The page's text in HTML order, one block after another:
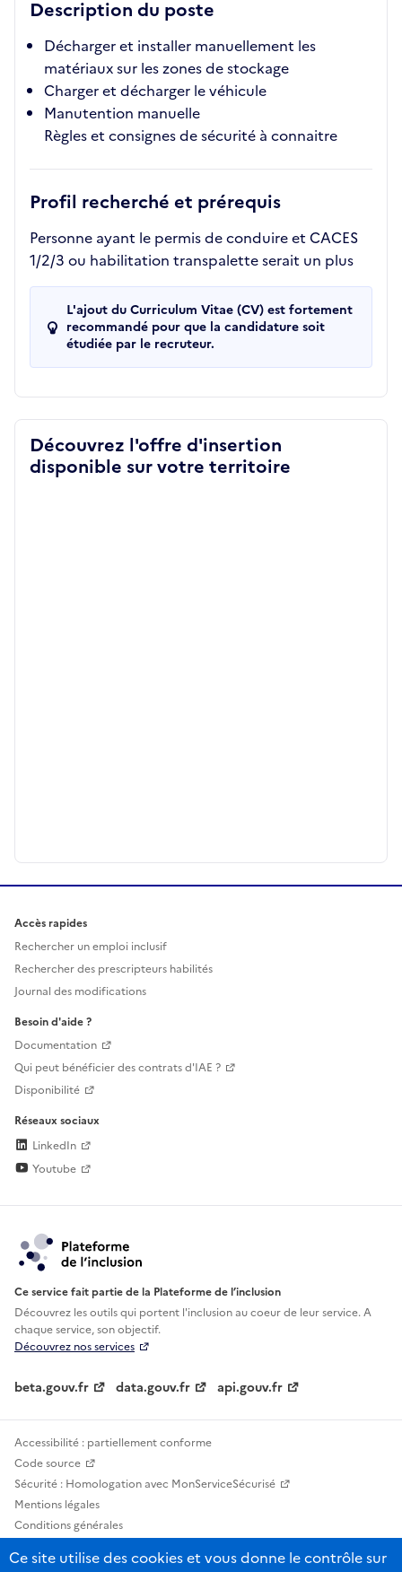
Description du poste
Décharger et installer manuellement les
matériaux sur les zones de stockage
Charger et décharger le véhicule
Manutention manuelle
Règles et consignes de sécurité à connaitre
Profil recherché et prérequis
Personne ayant le permis de conduire et CACES
1/2/3 ou habilitation transpalette serait un plus
L'ajout du Curriculum Vitae (CV) est fortement
recommandé pour que la candidature soit
étudiée par le recruteur.
Découvrez l'offre d'insertion
disponible sur votre territoire
Accès rapides
Rechercher un emploi inclusif
Rechercher des prescripteurs habilités
Journal des modifications
Besoin d'aide ?
Documentation
Qui peut bénéficier des contrats d'IAE ?
Disponibilité
Réseaux sociaux
LinkedIn
Youtube
Ce service fait partie de la Plateforme de l’inclusion
Découvrez les outils qui portent l'inclusion aucoeur de leur service. A
chaque service, son objectif.
Découvrez nos services
beta.gouv.fr data.gouv.fr api.gouv.fr
Accessibilité : partiellement conforme
Code source
Sécurité : Homologation avec MonServiceSécurisé
Mentions légales
Conditions générales
Statistiques, lexiques et indicateurs
Ce site utilise des cookies et vous donne le contrôle sur